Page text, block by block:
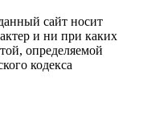
сайт носит
и ни при каких
определяемой
кодекса